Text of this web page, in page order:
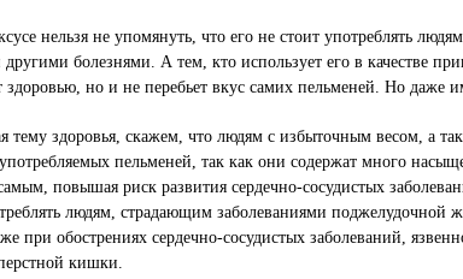
нельзя не упомянуть, что его не стоит употреблять
болезнями. А тем, кто использует его в качестве
здоровью, но и не перебьет вкус самих пельменей. Но даже
тему здоровья, скажем, что людям с избыточным весом, а
пельменей, так как они содержат много
повышая риск развития сердечно-сосудистых
людям, страдающим заболеваниями поджелудочной
при обострениях сердечно-сосудистых заболеваний,
кишки.